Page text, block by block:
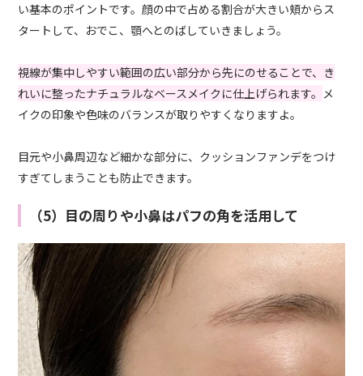
い基本のポイントです。顔の中で占める割合が大きい頬からス
タートして、おでこ、顎へとのばしていきましょう。
視線が集中しやすい範囲の広い部分から先にのせることで、き
れいに整ったナチュラルなベースメイクに仕上げられます。 メ
イクの印象や色味のバランスが取りやすくなりますよ。
目元や小鼻周辺など細かな部分に、クッションファンデをつけ
すぎてしまうことも防止できます。
（5）目の周りや小鼻はパフの角を活用して